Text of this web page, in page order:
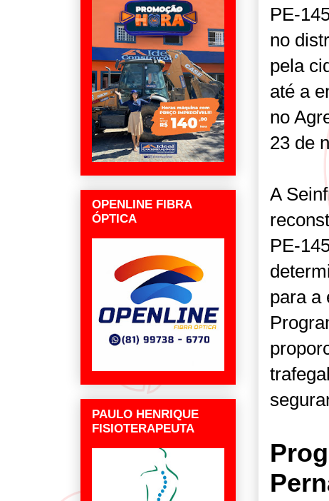
PE-
no
pela
até a
no
23 de
A
PE-
para a
OPENLINE FIBRA
ÓPTICA
PAULO HENRIQUE
FISIOTERAPEUTA